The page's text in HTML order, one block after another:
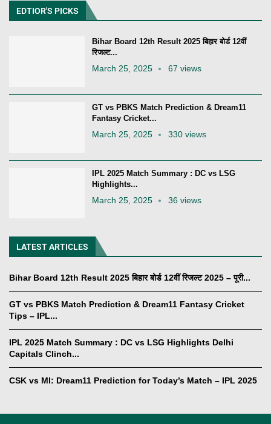
EDTIOR'S PICKS
Bihar Board 12th Result 2025 बिहार बोर्ड 12वीं
रिजल्ट...
March 25, 2025 67 views
GT vs PBKS Match Prediction & Dream11
Fantasy Cricket...
March 25, 2025 330 views
IPL 2025 Match Summary : DC vs LSG
Highlights...
March 25, 2025 36 views
LATEST ARTICLES
Bihar Board 12th Result 2025 बिहार बोर्ड 12वीं रिजल्ट 2025 – पूरी...
GT vs PBKS Match Prediction & Dream11 Fantasy Cricket
Tips – IPL...
IPL 2025 Match Summary : DC vs LSG Highlights Delhi
Capitals Clinch...
CSK vs MI: Dream11 Prediction for Today’s Match – IPL 2025